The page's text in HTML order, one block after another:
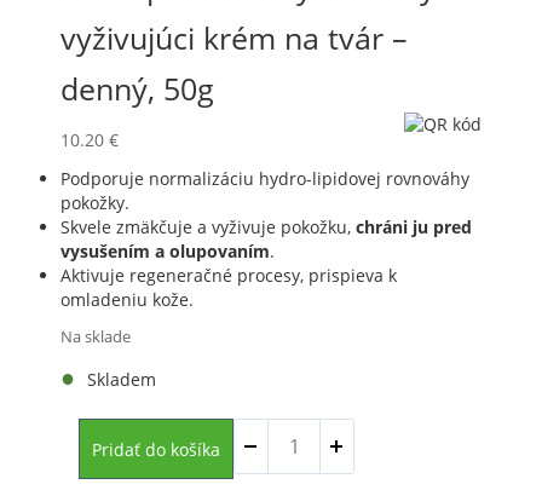
vyživujúci krém na tvár –
denný, 50g
10.20 €
Podporuje normalizáciu hydro-lipidovej rovnováhy
pokožky.
Skvele zmäkčuje a vyživuje pokožku, chráni ju pred
vysušením a olupovaním.
Aktivuje regeneračné procesy, prispieva k
omladeniu kože.
Na sklade
Skladem
placenta
Pridať do košíka